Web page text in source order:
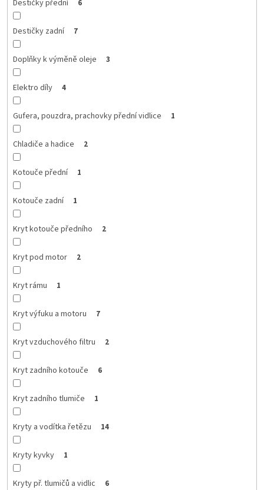
Destičky přední 6
Destičky zadní 7
Doplňky k výměně oleje 3
Elektro díly 4
Gufera, pouzdra, prachovky přední vidlice 1
Chladiče a hadice 2
Kotouče přední 1
Kotouče zadní 1
Kryt kotouče předního 2
Kryt pod motor 2
Kryt rámu 1
Kryt výfuku a motoru 7
Kryt vzduchového filtru 2
Kryt zadního kotouče 6
Kryt zadního tlumiče 1
Kryty a vodítka řetězu 14
Kryty kyvky 1
Kryty př. tlumičů a vidlic 6